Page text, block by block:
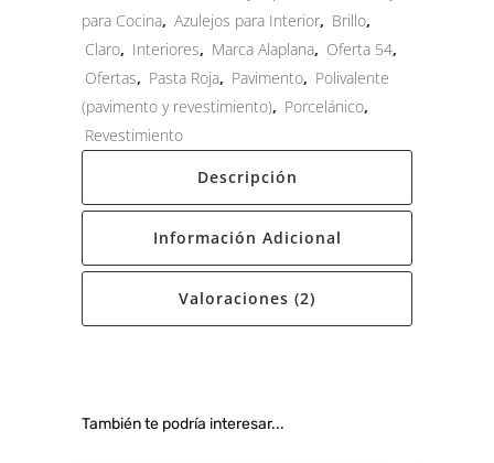
para Cocina, Azulejos para Interior, Brillo,
Claro, Interiores, Marca Alaplana, Oferta 54,
Ofertas, Pasta Roja, Pavimento, Polivalente
(pavimento y revestimiento), Porcelánico,
Revestimiento
Descripción
Información Adicional
Valoraciones (2)
También te podría interesar...